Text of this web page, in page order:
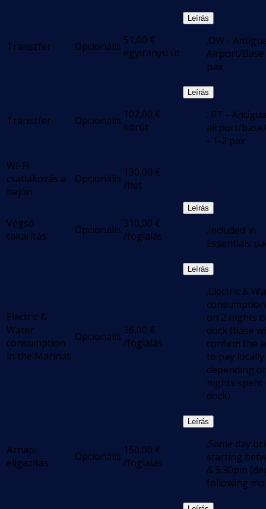
Transzfer Opcionális 51,00 €
egyirányú út
Leírás
.OW -
Airport/Base
pax
Transzfer Opcionális 102,00 €
körút
Leírás
. RT - Antigua
airport/
- 1-2 pax
WI-FI
csatlakozás a
hajón
Opcionális 130,00 €
/hét
Végső
takarítás
Opcionális 310,00 €
/foglalás
Leírás
.included in
Essentials
Electric &
Water
consumption
in the Marinas
Opcionális 36,00 €
/foglalás
Leírás
.Electric &
on 2 nights
dock (base
confirm the
to pay locally
depending
nights spent
dock)
Aznapi
eligazítás
Opcionális 150,00 €
/foglalás
Leírás
.Same day
starting
& 5.30pm
following